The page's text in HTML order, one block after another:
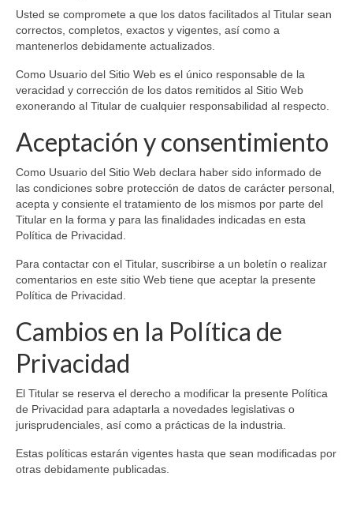
Usted se compromete a que los datos facilitados al Titular sean
correctos, completos, exactos y vigentes, así como a
mantenerlos debidamente actualizados.
Como Usuario del Sitio Web es el único responsable de la
veracidad y corrección de los datos remitidos al Sitio Web
exonerando al Titular de cualquier responsabilidad al respecto.
Aceptación y consentimiento
Como Usuario del Sitio Web declara haber sido informado de
las condiciones sobre protección de datos de carácter personal,
acepta y consiente el tratamiento de los mismos por parte del
Titular en la forma y para las finalidades indicadas en esta
Política de Privacidad.
Para contactar con el Titular, suscribirse a un boletín o realizar
comentarios en este sitio Web tiene que aceptar la presente
Política de Privacidad.
Cambios en la Política de
Privacidad
El Titular se reserva el derecho a modificar la presente Política
de Privacidad para adaptarla a novedades legislativas o
jurisprudenciales, así como a prácticas de la industria.
Estas políticas estarán vigentes hasta que sean modificadas por
otras debidamente publicadas.